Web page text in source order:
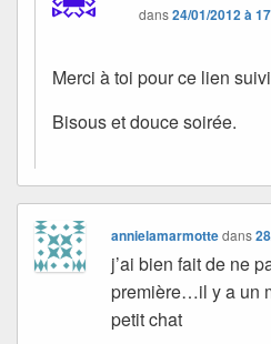
dans24/01/2012 à
Merci à toi pour ce lien
Bisous et douce soirée.
annielamarmottedans
j’ai bien fait de ne
première…il y a un
petit chat